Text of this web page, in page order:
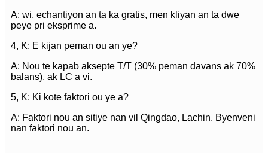
A: wi, echantiyon an ta ka gratis, men kliyan an ta dwe
peye pri eksprime a.
4, K: E kijan peman ou an ye?
A: Nou te kapab aksepte T/T (30% peman davans ak 70%
balans), ak LC a vi.
5, K: Ki kote faktori ou ye a?
A: Faktori nou an sitiye nan vil Qingdao, Lachin. Byenveni
nan faktori nou an.